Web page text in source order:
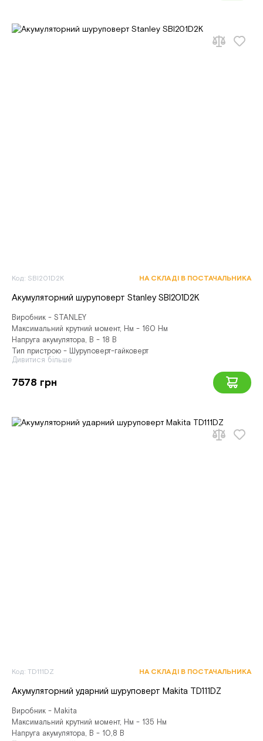
Код: SBI201D2K НА СКЛАДІ В ПОСТАЧАЛЬНИКА
Акумуляторний шуруповерт Stanley SBI201D2K
Виробник - STANLEY
Максимальний крутний момент, Нм - 160 Нм
Напруга акумулятора, В - 18 В
Тип пристрою - Шуруповерт-гайковерт
Дивитися більше
7578 грн
Код: TD111DZ НА СКЛАДІ В ПОСТАЧАЛЬНИКА
Акумуляторний ударний шуруповерт Makita TD111DZ
Виробник - Makita
Максимальний крутний момент, Нм - 135 Нм
Напруга акумулятора, В - 10,8 В